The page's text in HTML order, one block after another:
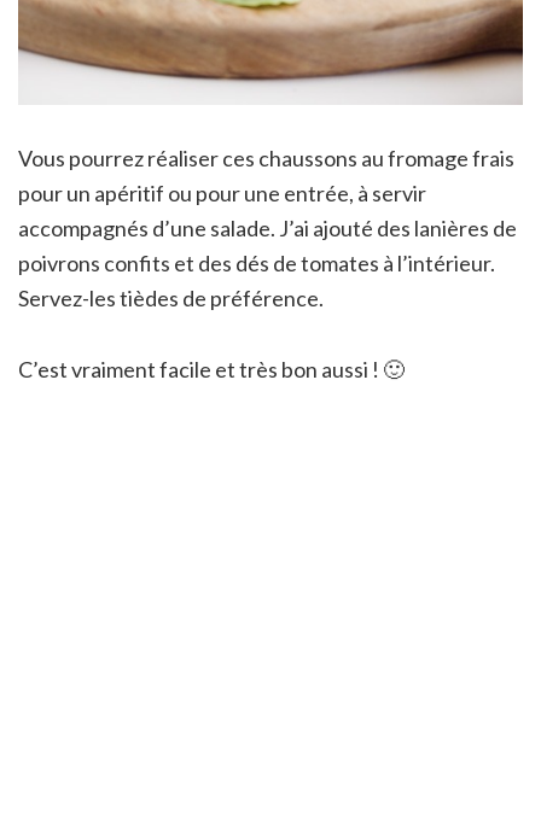
Vous pourrez réaliser ces chaussons au fromage frais
pour un apéritif ou pour une entrée, à servir
accompagnés d’une salade. J’ai ajouté des lanières de
poivrons confits et des dés de tomates à l’intérieur.
Servez-les tièdes de préférence.
C’est vraiment facile et très bon aussi ! 🙂